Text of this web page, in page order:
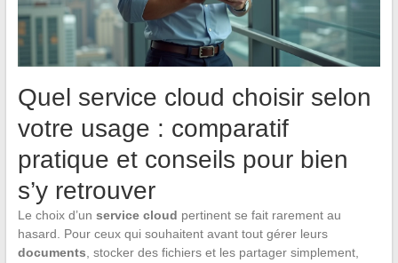
Quel service cloud choisir selon
votre usage : comparatif
pratique et conseils pour bien
s’y retrouver
Le choix d’un service cloud pertinent se fait rarement au
hasard. Pour ceux qui souhaitent avant tout gérer leurs
documents , stocker des fichiers et les partager simplement,